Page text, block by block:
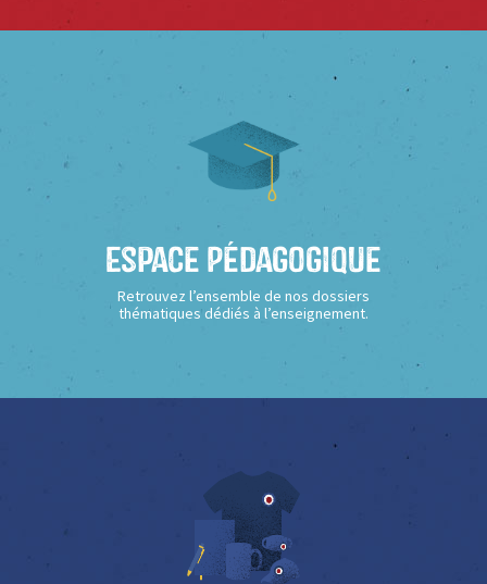
Espace Pédagogique
Retrouvez l’ensemble de nos dossiers
thématiques dédiés à l’enseignement.